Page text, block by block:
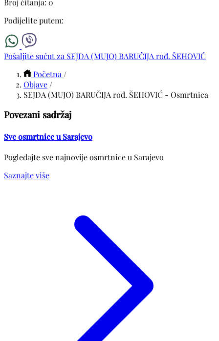
Podijelite putem:
Pošaljite sućut za SEJDA (MUJO) BARUČIJA rođ. ŠEHOVIĆ
Početna /
Objave /
SEJDA (MUJO) BARUČIJA rođ. ŠEHOVIĆ - Osmrtnica
Povezani sadržaj
Sve osmrtnice u Sarajevo
Pogledajte sve najnovije osmrtnice u Sarajevo
Saznajte više